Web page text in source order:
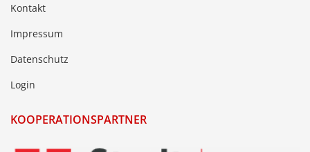
Kontakt
Impressum
Datenschutz
Login
KOOPERATIONSPARTNER